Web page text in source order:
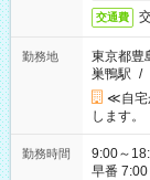
交通費
勤務地
東京都豊
巣鴨駅 /
≪自宅
します。
勤務時間
9:00～18:00（休憩60
早番 7:00